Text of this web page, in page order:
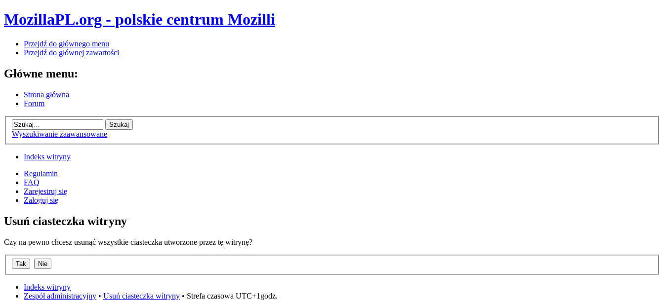
MozillaPL.org - polskie centrum Mozilli
Przejdź do głównego menu
Przejdź do głównej zawartości
Główne menu:
Strona główna
Forum
Wyszukiwanie zaawansowane
Indeks witryny
Regulamin
FAQ
Zarejestruj się
Zaloguj się
Usuń ciasteczka witryny
Czy na pewno chcesz usunąć wszystkie ciasteczka utworzone przez tę witrynę?
Indeks witryny
Zespół administracyjny • Usuń ciasteczka witryny • Strefa czasowa UTC+1godz.